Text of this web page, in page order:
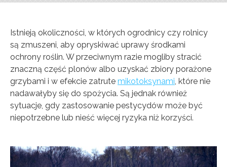
Istnieją okoliczności, w których ogrodnicy czy rolnicy
są zmuszeni, aby opryskiwać uprawy środkami
ochrony roślin. W przeciwnym razie mogliby stracić
znaczną część plonów albo uzyskać zbiory porażone
grzybami i w efekcie zatrute mikotoksynami, które nie
nadawałyby się do spożycia. Są jednak również
sytuacje, gdy zastosowanie pestycydów może być
niepotrzebne lub nieść więcej ryzyka niż korzyści.